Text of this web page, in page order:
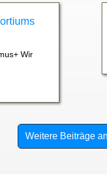
Wir
Weitere Beiträge